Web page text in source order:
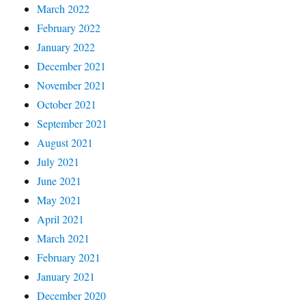
March 2022
February 2022
January 2022
December 2021
November 2021
October 2021
September 2021
August 2021
July 2021
June 2021
May 2021
April 2021
March 2021
February 2021
January 2021
December 2020